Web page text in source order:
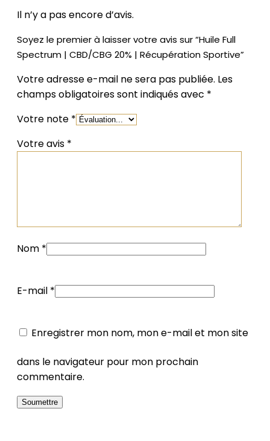
Il n’y a pas encore d’avis.
Soyez le premier à laisser votre avis sur “Huile Full
Spectrum | CBD/CBG 20% | Récupération Sportive”
Votre adresse e-mail ne sera pas publiée. Les
champs obligatoires sont indiqués avec *
Votre note *
Votre avis *
Nom *
E-mail *
Enregistrer mon nom, mon e-mail et mon site
dans le navigateur pour mon prochain
commentaire.